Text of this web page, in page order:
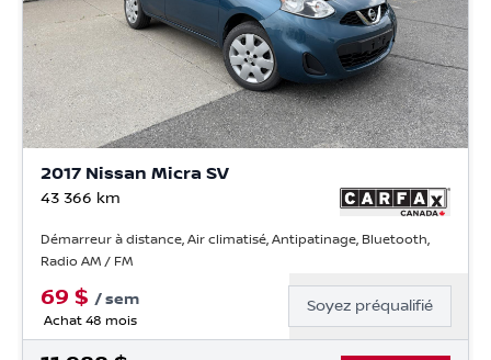
2017 Nissan Micra SV
43 366 km
Démarreur à distance, Air climatisé, Antipatinage, Bluetooth,
Radio AM / FM
69 $ /sem
Achat 48 mois
Soyez préqualifié